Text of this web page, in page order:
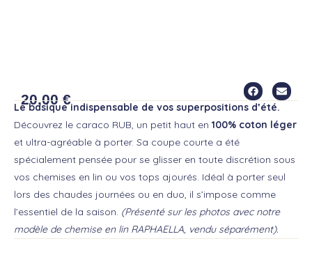
20,00€
Le basique indispensable de vos superpositions d’été.
Découvrez le caraco RUB, un petit haut en 100% coton léger
et ultra-agréable à porter. Sa coupe courte a été
spécialement pensée pour se glisser en toute discrétion sous
vos chemises en lin ou vos tops ajourés. Idéal à porter seul
lors des chaudes journées ou en duo, il s’impose comme
l’essentiel de la saison. (Présenté sur les photos avec notre
modèle de chemise en lin RAPHAELLA, vendu séparément).